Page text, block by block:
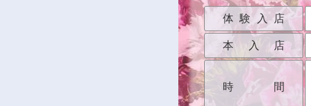
体験入店
本入店
時間